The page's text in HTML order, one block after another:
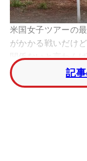
米国女子ツアーの
がかかる戦いだけ
関係ないと言わん
記